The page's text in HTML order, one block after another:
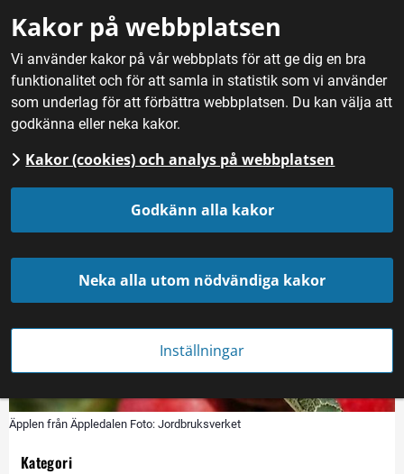
Kakor på webbplatsen
Vi använder kakor på vår webbplats för att ge dig en bra
funktionalitet och för att samla in statistik som vi använder
som underlag för att förbättra webbplatsen. Du kan välja att
godkänna eller neka kakor.
Kakor (cookies) och analys på webbplatsen
Godkänn alla kakor
Neka alla utom nödvändiga kakor
Inställningar
Hem / Mat / Frukt, bär och svamp / Äpplen / Äpplen från
Äppledalen
Äpplen från Äppledalen
Äpplen från Äppledalen Foto: Jordbruksverket
Kategori